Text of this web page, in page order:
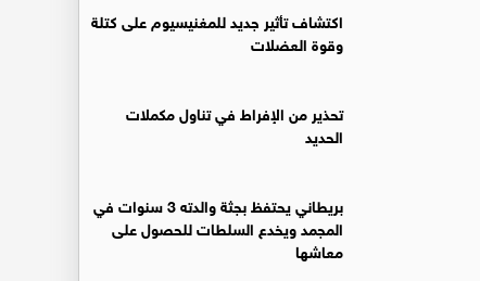
اكتشاف تأثير جديد للمغنيسيوم على كتلة
وقوة العضلات
تحذير من الإفراط في تناول مكملات
الحديد
بريطاني يحتفظ بجثة والدته 3 سنوات في
المجمد ويخدع السلطات للحصول على
معاشها